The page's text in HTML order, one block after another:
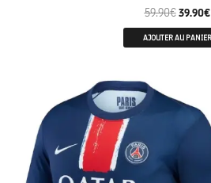
59.90€ 39.90€
AJOUTER AU PANIER